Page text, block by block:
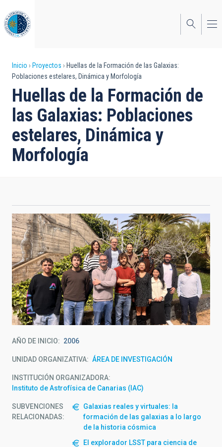
al
contenido
principal
Sobrescribir
enlaces
de
ayuda
a
la
Inicio Proyectos
Huellas de la Formación de las Galaxias:
Poblaciones estelares, Dinámica y Morfología
Huellas de la Formación de
las Galaxias: Poblaciones
estelares, Dinámica y
Morfología
AÑO DE INICIO 2006
UNIDAD ORGANIZATIVA ÁREA DE INVESTIGACIÓN
INSTITUCIÓN ORGANIZADORA
Instituto de Astrofísica de Canarias (IAC)
SUBVENCIONES
RELACIONADAS:
Galaxias reales y virtuales: la
formación de las galaxias a lo largo
de la historia cósmica
El explorador LSST para ciencia de